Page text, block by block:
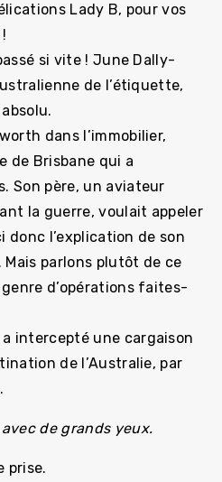
Lady B, pour vos
si vite ! June Dally-
de l’étiquette,
dans l’immobilier,
de Brisbane qui a
Son père, un aviateur
la guerre, voulait appeler
donc l’explication de son
Mais parlons plutôt de ce
d’opérations faites-
a intercepté une cargaison
de l’Australie, par
de grands yeux.
prise.